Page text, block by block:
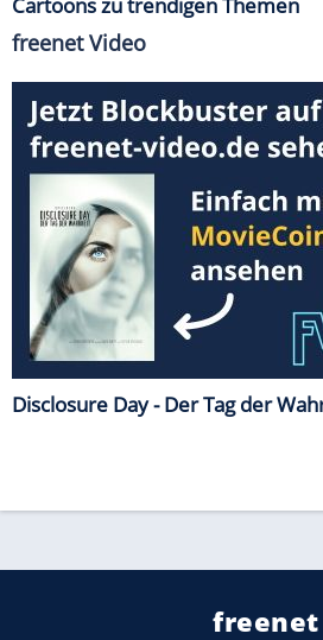
freenet Video
Disclosure Day - Der Tag der
freenet